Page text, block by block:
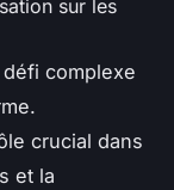
sur les
complexe
crucial dans
et la